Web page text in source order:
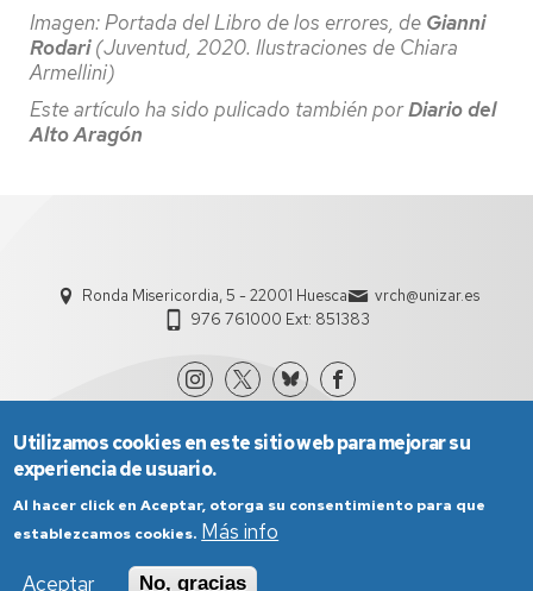
Imagen: Portada del Libro de los errores, de Gianni
Rodari(Juventud, 2020. Ilustraciones de Chiara
Armellini)
Este artículo ha sido pulicado también porDiario del
Alto Aragón
Ronda Misericordia, 5 - 22001 Huesca
vrch@unizar.es
976 761000 Ext: 851383
Utilizamos cookies en este sitio web para mejorar su
experiencia de usuario.
Al hacer click en Aceptar, otorga su consentimiento para que
establezcamos cookies. Más info
Aceptar
No, gracias